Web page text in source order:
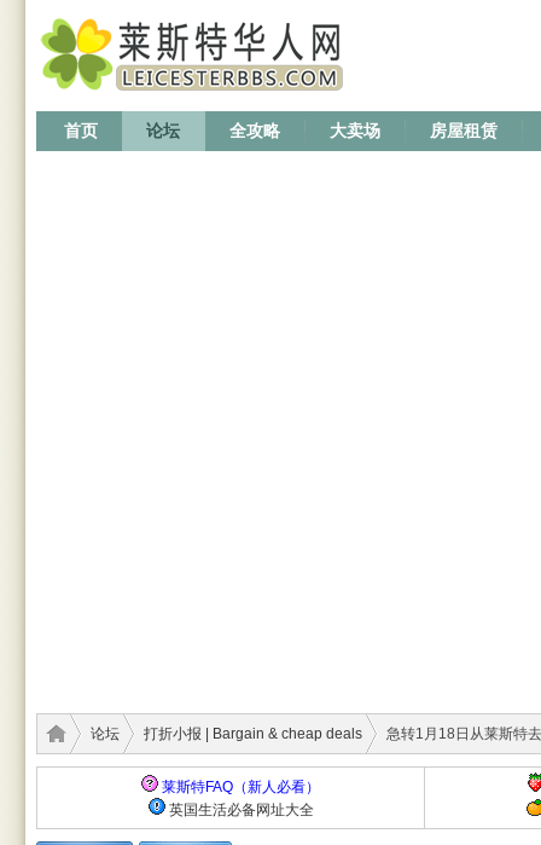
首页 论坛 全攻略 大卖场 房屋租赁
论坛 打折小报 | Bargain & cheap deals 急转1月18日从莱斯特
莱斯特FAQ（新人必看）
英国生活必备网址大全